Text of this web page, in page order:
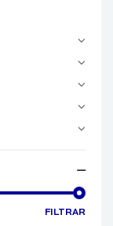
FILTRAR